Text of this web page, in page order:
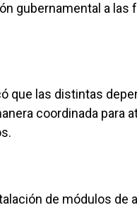
gubernamental a las
que las distintas
coordinada para
de módulos de